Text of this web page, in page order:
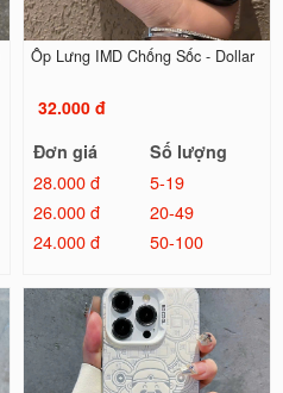
Ốp Lưng IMD Chống Sốc - Dollar
32.000 đ
Đơn giá
Số lượng
28.000 đ
5-19
26.000 đ
20-49
24.000 đ
50-100